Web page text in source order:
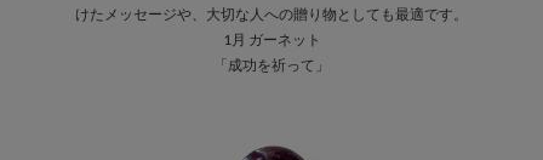
けたメッセージや、大切な人への贈り物としても最適です。
1月 ガーネット
「成功を祈って」